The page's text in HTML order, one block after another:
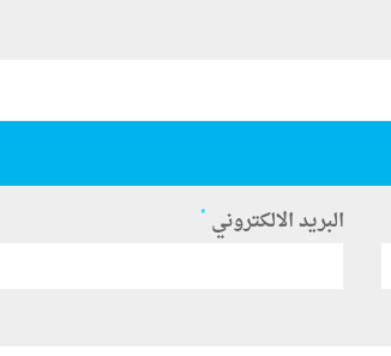
البريد الالكتروني *